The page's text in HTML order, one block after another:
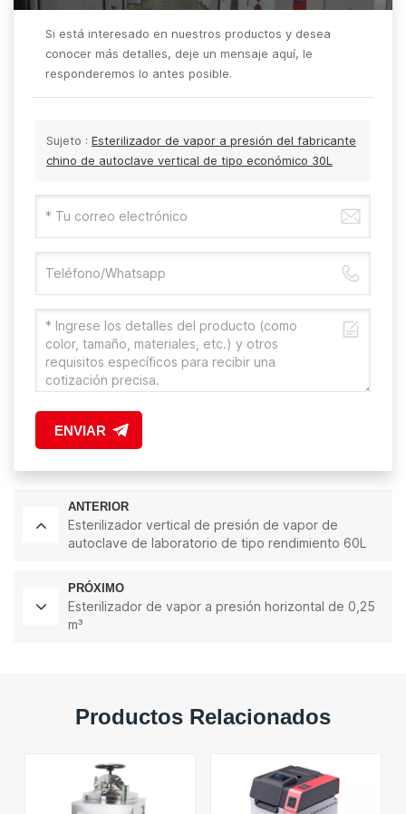
Si está interesado en nuestros productos y desea
conocer más detalles, deje un mensaje aquí, le
responderemos lo antes posible.
Sujeto : Esterilizador de vapor a presión del fabricante
chino de autoclave vertical de tipo económico 30L
ENVIAR
ANTERIOR
Esterilizador vertical de presión de vapor de
autoclave de laboratorio de tipo rendimiento 60L
PRÓXIMO
Esterilizador de vapor a presión horizontal de 0,25
m³
Productos Relacionados